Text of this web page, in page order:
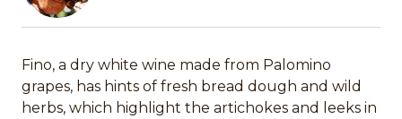
Fino, a dry white wine made from Palomino
grapes, has hints of fresh bread dough and wild
herbs, which highlight the artichokes and leeks in